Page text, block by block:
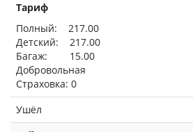
Тариф
Полный: 217.00
Детский: 217.00
Багаж: 15.00
Добровольная
Страховка: 0
Ушёл